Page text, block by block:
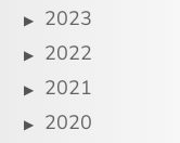
2023
2022
2021
2020